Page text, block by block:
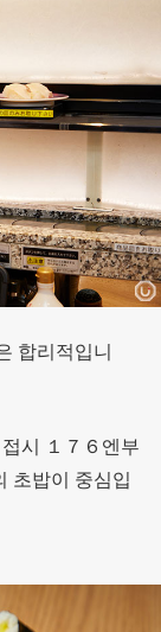
합리적입니
시 １７６엔부
초밥이 중심입